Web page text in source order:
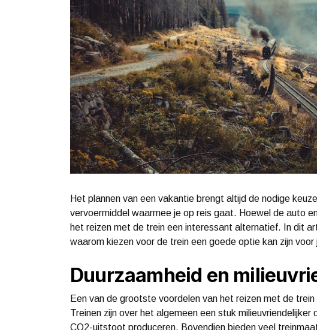
Het plannen van een vakantie brengt altijd de nodige
vervoermiddel waarmee je op reis gaat. Hoewel de auto
het reizen met de trein een interessant alternatief. In dit
waarom kiezen voor de trein een goede optie kan zijn
Duurzaamheid en
Een van de grootste voordelen van het reizen met de
Treinen zijn over het algemeen een stuk
CO2-uitstoot produceren. Bovendien bieden veel